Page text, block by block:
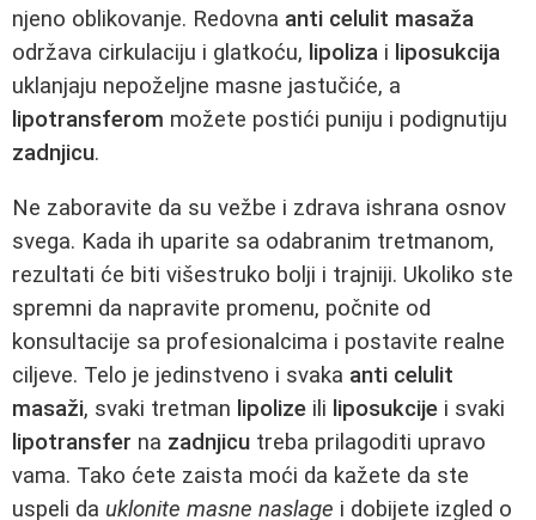
njeno oblikovanje. Redovna anti celulit masaža
održava cirkulaciju i glatkoću, lipoliza i liposukcija
uklanjaju nepoželjne masne jastučiće, a
lipotransferom možete postići puniju i podignutiju
zadnjicu.
Ne zaboravite da su vežbe i zdrava ishrana osnov
svega. Kada ih uparite sa odabranim tretmanom,
rezultati će biti višestruko bolji i trajniji. Ukoliko ste
spremni da napravite promenu, počnite od
konsultacije sa profesionalcima i postavite realne
ciljeve. Telo je jedinstveno i svaka anti celulit
masaži, svaki tretman lipolize ili liposukcije i svaki
lipotransfer na zadnjicu treba prilagoditi upravo
vama. Tako ćete zaista moći da kažete da ste
uspeli da uklonite masne naslage i dobijete izgled o